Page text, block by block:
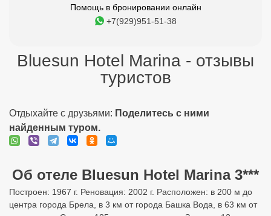
Помощь в бронировании онлайн
+7(929)951-51-38
Bluesun Hotel Marina - отзывы
туристов
Отдыхайте с друзьями: Поделитесь с ними
найденным туром.
Об отеле Bluesun Hotel Marina 3***
Построен: 1967 г. Реновация: 2002 г. Расположен: в 200 м до
центра города Брела, в 3 км от города Башка Вода, в 63 км от